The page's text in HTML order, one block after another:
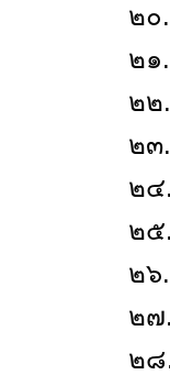
๒๐.
๒๑.
๒๒.
๒๓.
๒๔.
๒๕.
๒๖.
๒๗.
๒๘